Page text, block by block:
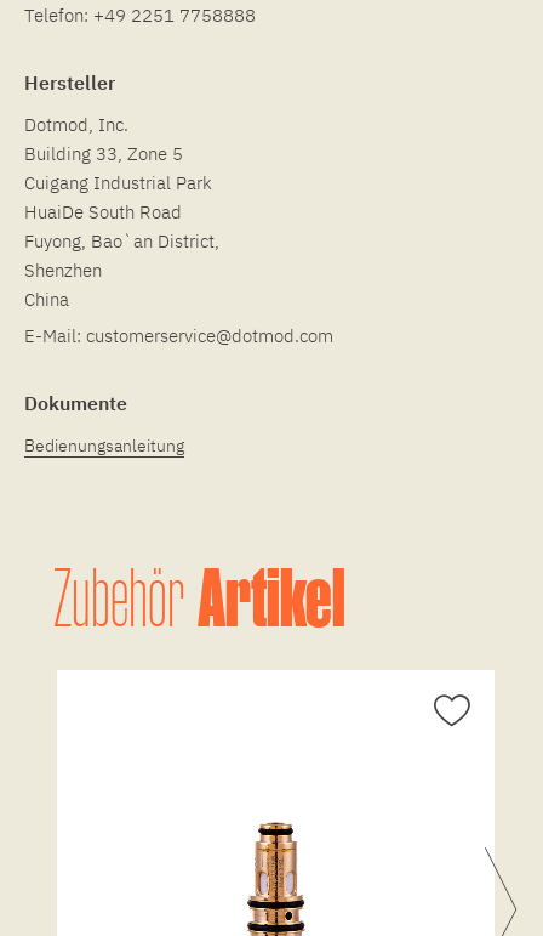
Telefon: +49 2251 7758888
Hersteller
Dotmod, Inc.
Building 33, Zone 5
Cuigang Industrial Park
HuaiDe South Road
Fuyong, Bao`an District,
Shenzhen
China
E-Mail: customerservice@dotmod.com
Dokumente
Bedienungsanleitung
ZubehörArtikel